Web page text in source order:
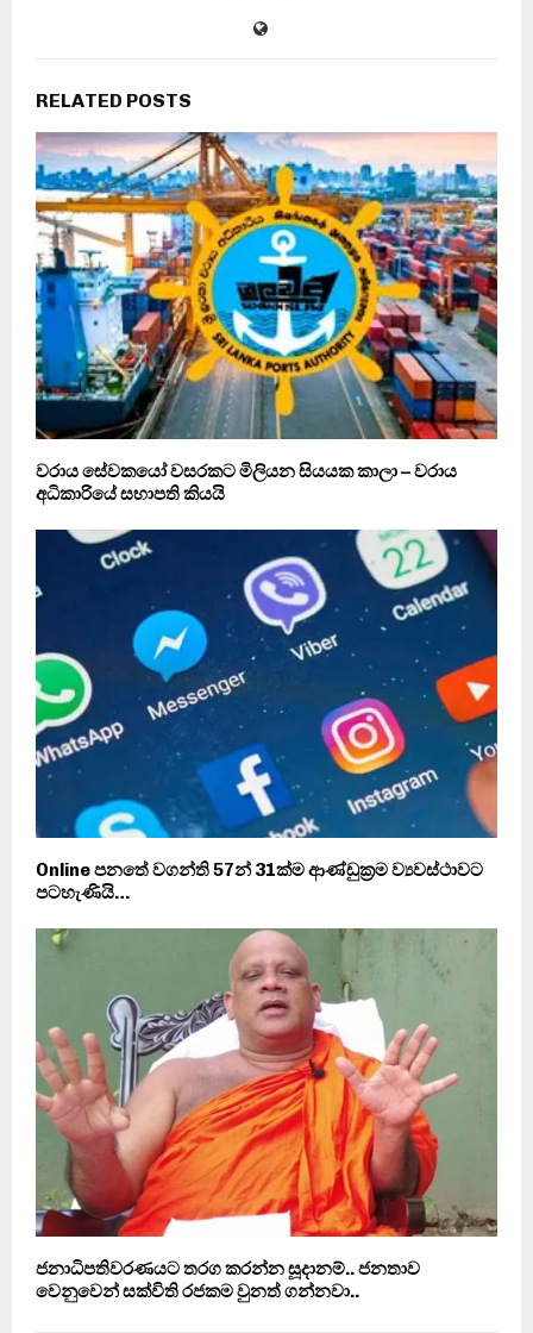
RELATED POSTS
වරාය සේවකයෝ වසරකට මිලියන සියයක කාලා – වරාය
අධිකාරියේ සභාපති කියයි
Online පනතේ වගන්ති 57න් 31ක්ම ආණ්ඩුක්‍රම ව්‍යවස්ථාවට
පටහැණියි…
ජනාධිපතිවරණයට තරග කරන්න සූදානම්.. ජනතාව
වෙනුවෙන් සක්විති රජකම වුනත් ගන්නවා..